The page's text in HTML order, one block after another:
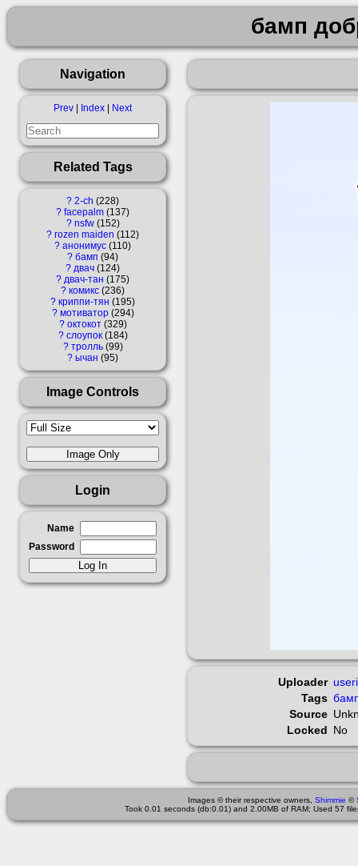
бамп
Navigation
Prev Index Next
Related Tags
? 2-ch 228
? facepalm 137
? nsfw 152
? rozen maiden
112
? анонимус 110
? бамп 94
? двач 124
? двач-тан
175
? комикс 236
? криппи-тян
195
? мотиватор 294
? октокот 329
? слоупок 184
? тролль 99
? ычан 95
Image Controls
Login
Name
Password
Uploader
Tags
Source
Locked No
Images © their respective owners, Shimmie ©
Took 0.01 seconds (db:0.01) and 2.00MB of RAM; Used 57